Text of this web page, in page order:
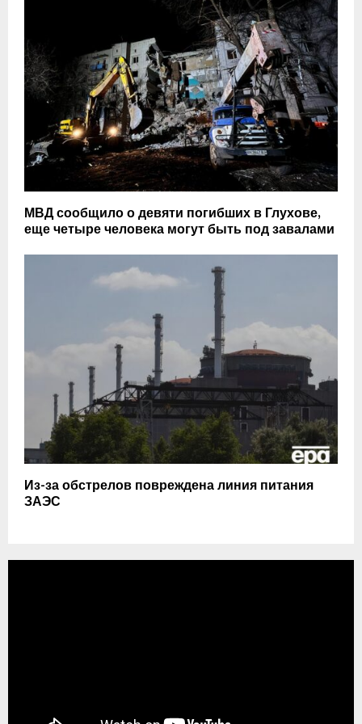
МВД сообщило о девяти погибших в Глухове,
еще четыре человека могут быть под завалами
Из-за обстрелов повреждена линия питания
ЗАЭС